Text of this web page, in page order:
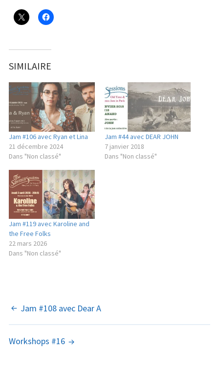
SIMILAIRE
Jam #106 avec Ryan et Lina
21 décembre 2024
Dans "Non classé"
Jam #44 avec DEAR JOHN
7 janvier 2018
Dans "Non classé"
Jam #119 avec Karoline and
the Free Folks
22 mars 2026
Dans "Non classé"
NAVIGATION
DES
ARTICLES
Jam #108 avec Dear A
Workshops #16